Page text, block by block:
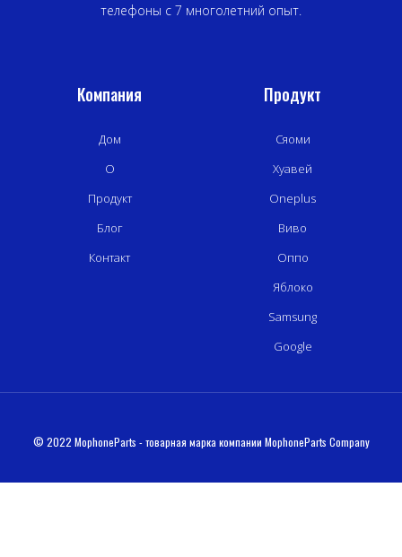
телефоны с 7 многолетний опыт.
Компания
Дом
О
Продукт
Блог
Контакт
Продукт
Сяоми
Хуавей
Oneplus
Виво
Оппо
Яблоко
Samsung
Google
© 2022 MophoneParts - товарная марка компании MophoneParts Company